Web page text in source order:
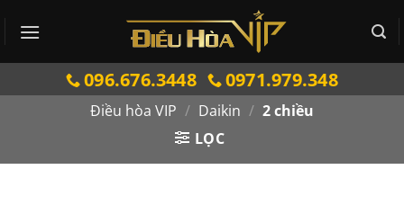
qua
096.676.3448 0971.979.348
Điều hòa VIP / Daikin / 2 chiều
LỌC